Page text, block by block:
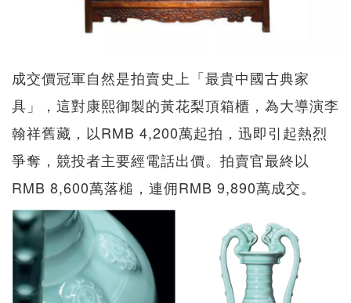
成交價冠軍自然是拍賣史上「最貴中國古典家
具」，這對康熙御製的黃花梨頂箱櫃，為大導演李
翰祥舊藏，以RMB 4,200萬起拍，迅即引起熱烈
爭奪，競投者主要經電話出價。拍賣官最終以
RMB 8,600萬落槌，連佣RMB 9,890萬成交。